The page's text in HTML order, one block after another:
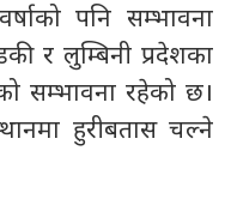
पनि सम्भावना
र लुम्बिनी प्रदेशका
सम्भावना रहेको छ।
हुरीबतास चल्ने